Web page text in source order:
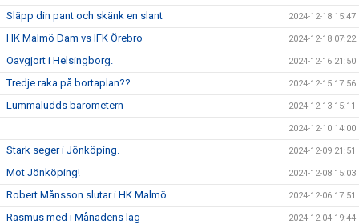
Släpp din pant och skänk en slant 2024-12-18 15:47
HK Malmö Dam vs IFK Örebro 2024-12-18 07:22
Oavgjort i Helsingborg. 2024-12-16 21:50
Tredje raka på bortaplan?? 2024-12-15 17:56
Lummaludds barometern 2024-12-13 15:11
2024-12-10 14:00
Stark seger i Jönköping. 2024-12-09 21:51
Mot Jönköping! 2024-12-08 15:03
Robert Månsson slutar i HK Malmö 2024-12-06 17:51
Rasmus med i Månadens lag 2024-12-04 19:44